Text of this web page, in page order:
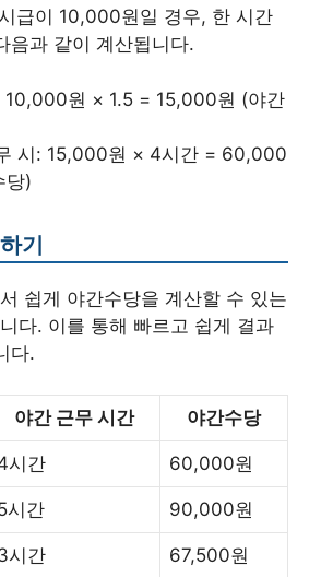
급이 10,000원일 경우, 한 시간
음과 같이 계산됩니다.
10,000원 × 1.5 = 15,000원 (야간
시: 15,000원 × 4시간 = 60,000
당)
기
쉽게 야간수당을 계산할 수 있는
다. 이를 통해 빠르고 쉽게 결과
다.
야간 근무 시간 야간수당
시간 60,000원
시간 90,000원
시간 67,500원